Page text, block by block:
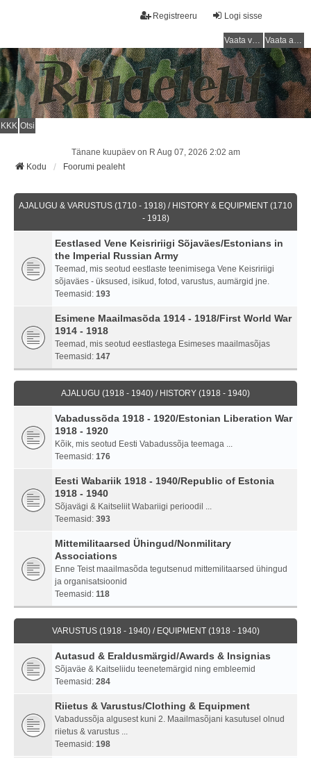
Logi sisse
Registreeru
Vaata vastamata teemasi Vaata aktiivseid teemasid
KKK Otsi
Tänane kuupäev on R Aug 07, 2026 2:02 am
Kodu
Foorumi pealeht
AJALUGU & VARUSTUS (1710 - 1918) / HISTORY & EQUIPMENT (1710
- 1918)
Eestlased Vene Keisririigi Sõjaväes/Estonians in
the Imperial Russian Army
Teemad, mis seotud eestlaste teenimisega Vene Keisririigi
sõjaväes - üksused, isikud, fotod, varustus, aumärgid jne.
Teemasid: 193
Esimene Maailmasõda 1914 - 1918/First World War
1914 - 1918
Teemad, mis seotud eestlastega Esimeses maailmasõjas
Teemasid: 147
AJALUGU (1918 - 1940) / HISTORY (1918 - 1940)
Vabadussõda 1918 - 1920/Estonian Liberation War
1918 - 1920
Kõik, mis seotud Eesti Vabadussõja teemaga ...
Teemasid: 176
Eesti Wabariik 1918 - 1940/Republic of Estonia
1918 - 1940
Sõjavägi & Kaitseliit Wabariigi perioodil ...
Teemasid: 393
Mittemilitaarsed Ühingud/Nonmilitary
Associations
Enne Teist maailmasõda tegutsenud mittemilitaarsed ühingud
ja organisatsioonid
Teemasid: 118
VARUSTUS (1918 - 1940) / EQUIPMENT (1918 - 1940)
Autasud & Eraldusmärgid/Awards & Insignias
Sõjaväe & Kaitseliidu teenetemärgid ning embleemid
Teemasid: 284
Riietus & Varustus/Clothing & Equipment
Vabadussõja algusest kuni 2. Maailmasõjani kasutusel olnud
riietus & varustus ...
Teemasid: 198